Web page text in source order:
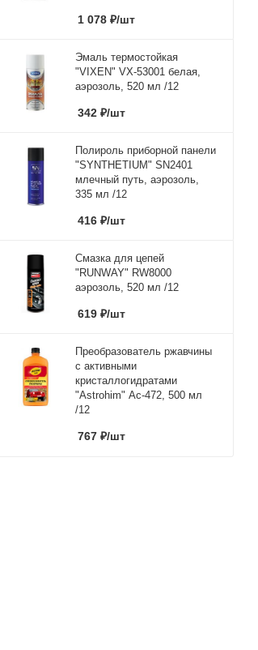
1 078 ₽/шт
Эмаль термостойкая
"VIXEN" VX-53001 белая,
аэрозоль, 520 мл /12
342 ₽/шт
Полироль приборной панели
"SYNTHETIUM" SN2401
млечный путь, аэрозоль,
335 мл /12
416 ₽/шт
Смазка для цепей
"RUNWAY" RW8000
аэрозоль, 520 мл /12
619 ₽/шт
Преобразователь ржавчины
с активными
кристаллогидратами
"Astrohim" Ас-472, 500 мл
/12
767 ₽/шт